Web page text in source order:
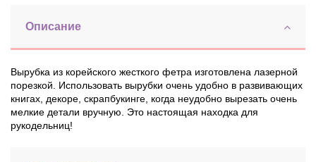
Описание
Вырубка из корейского жесткого фетра изготовлена ​​лазерной
порезкой. Использовать вырубки очень удобно в развивающих
книгах, декоре, скрапбукинге, когда неудобно вырезать очень
мелкие детали вручную. Это настоящая находка для
рукодельниц!